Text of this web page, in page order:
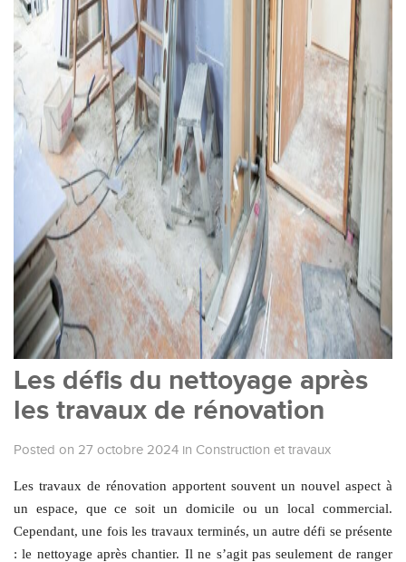
Les défis du nettoyage après
les travaux de rénovation
Posted on 27 octobre 2024 in Construction et travaux
Les travaux de rénovation apportent souvent un nouvel aspect à
un espace, que ce soit un domicile ou un local commercial.
Cependant, une fois les travaux terminés, un autre défi se présente
: le nettoyage après chantier. Il ne s’agit pas seulement de ranger